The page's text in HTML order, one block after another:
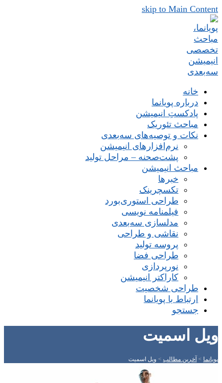
skip to Main Content
خانه
درباره پویانما
پادکستِ انیمیشن
مباحث تئوریک
نکات و توصیه‌های‌ سه‌بعدی
نرم‌افزارهای انیمیشن
پشت‌صحنه – مراحل تولید
مباحث انیمیشن
خبرها
تکسچرینک
طراحی استوری‌بورد
فیلمنامه نویسی
مدلسازی سه‌بعدی
نقاشی و طراحی
پروسه تولید
طراحی فضا
نورپردازی
کاراکتر انیمیشن
طراحی شخصیت
ارتباط با پویانما
جستجو
ویل اسمیت
پویانما > آخرین مطالب > ویل اسمیت